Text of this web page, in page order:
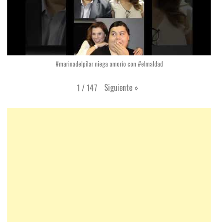
#marinadelpilar niega amorío con #elmaldad
1 /147 Siguiente »